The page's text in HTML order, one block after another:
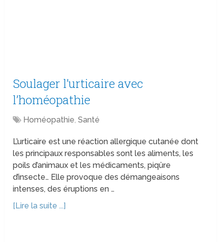
Soulager l’urticaire avec
l’homéopathie
Homéopathie,Santé
L’urticaire est une réaction allergique cutanée dont
les principaux responsables sont les aliments, les
poils d’animaux et les médicaments, piqûre
d’insecte… Elle provoque des démangeaisons
intenses, des éruptions en …
[Lire la suite ...]